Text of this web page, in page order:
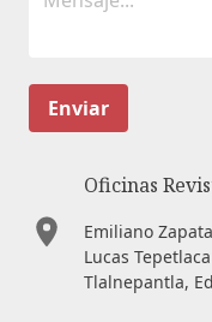
Enviar
Oficinas
Emiliano
Lucas
Tlalnepantla,